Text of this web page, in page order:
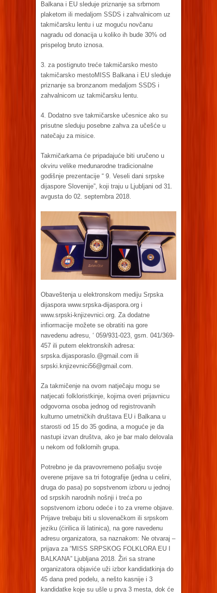
Balkana i EU sleduje priznanje sa srbrnom
plaketom ili medaljom SSDS i zahvalnicom uz
takmičarsku lentu i uz moguću novčanu
nagradu od donacija u koliko ih bude 30% od
prispelog bruto iznosa.
3. za postignuto treće takmičarsko mesto
takmičarsko mestoMISS Balkana i EU sleduje
priznanje sa bronzanom medaljom SSDS i
zahvalnicom uz takmičarsku lentu.
4. Dodatno sve takmičarske učesnice ako su
prisutne sleduju posebne zahva za učešće u
natečaju za misice.
Takmičarkama će pripadajuće biti uručeno u
okviru velike međunarodne tradicionalne
godišnje prezentacije “ 9. Veseli dani srpske
dijaspore Slovenije”, koji traju u Ljubljani od 31.
avgusta do 02. septembra 2018.
Obaveštenja u elektronskom mediju Srpska
dijaspora www.srpska-dijaspora.org i
www.srpski-knjizevnici.org. Za dodatne
infiormacije možete se obratiti na gore
navedenu adresu, ‘ 059/931-023, gsm. 041/369-
457 ili putem elektronskih adresa:
srpska.dijasporaslo.@gmail.com ili
srpski.knjizevnici56@gmail.com.
Za takmičenje na ovom natječaju mogu se
natjecati folkloristkinje, kojima overi prijavnicu
odgovorna osoba jednog od registrovanih
kulturno umetničkih društava EU i Balkana u
starosti od 15 do 35 godina, a moguće je da
nastupi izvan društva, ako je bar malo delovala
u nekom od folklornih grupa.
Potrebno je da pravovremeno pošalju svoje
overene prijave sa tri fotografije (jedna u celini,
druga do pasa) po sopstvenom izboru u jednoj
od srpskih narodnih nošnji i treća po
sopstvenom izboru odeće i to za vreme objave.
Prijave trebaju biti u slovenačkom ili srpskom
jeziku (ćirilica ili latinica), na gore navedenu
adresu organizatora, sa naznakom: Ne otvaraj –
prijava za “MISS SRPSKOG FOLKLORA EU I
BALKANA” Ljubljana 2018. Žiri sa strane
organizatora objaviće uži izbor kandidatkinja do
45 dana pred podelu, a nešto kasnije i 3
kandidatke koje su ušle u prva 3 mesta, dok će